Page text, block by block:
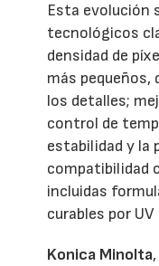
Esta evolución
tecnológicos
densidad de
más pequeños,
los detalles;
control de
estabilidad y la
compatibilidad
incluidas
curables por
Konica Minolta